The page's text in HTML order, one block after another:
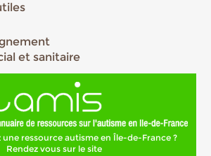
et sanitaire
une ressource autisme en Île-de-France ?
Rendez vous sur le site